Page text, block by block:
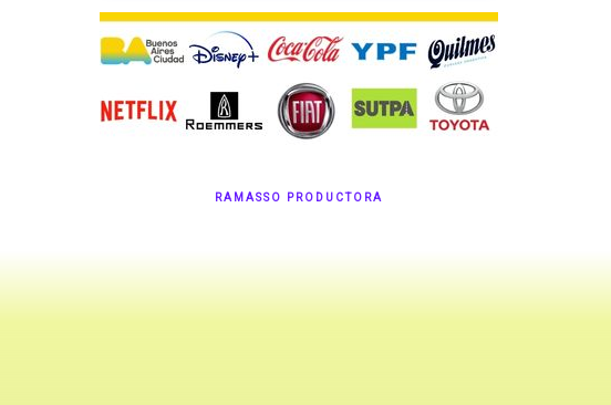
RAMASSO PRODUCTORA